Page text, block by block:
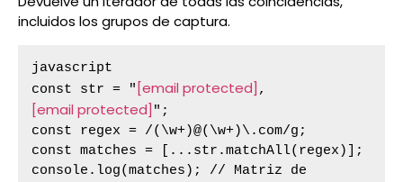
incluidos los grupos de captura.
javascript
const str = " [email protected]
[email protected] ";
const regex = /(\w+)@(\w+)\.com/g;
const matches = [...str.matchAll(regex)];
console.log(matches); // Matriz de